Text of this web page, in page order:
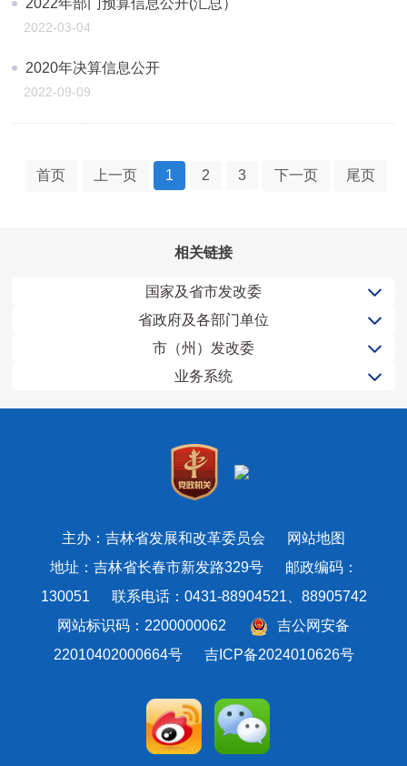
2022-03-04
2020年决算信息公开
2022-09-09
首页 上一页 1 2 3 下一页 尾页
相关链接
国家及省市发改委
省政府及各部门单位
市（州）发改委
业务系统
主办：吉林省发展和改革委员会
网站地图
地址：吉林省长春市新发路329号 邮政编码：
130051 联系电话：0431-88904521、88905742
网站标识码：2200000062
吉公网安备
22010402000664号
吉ICP备2024010626号